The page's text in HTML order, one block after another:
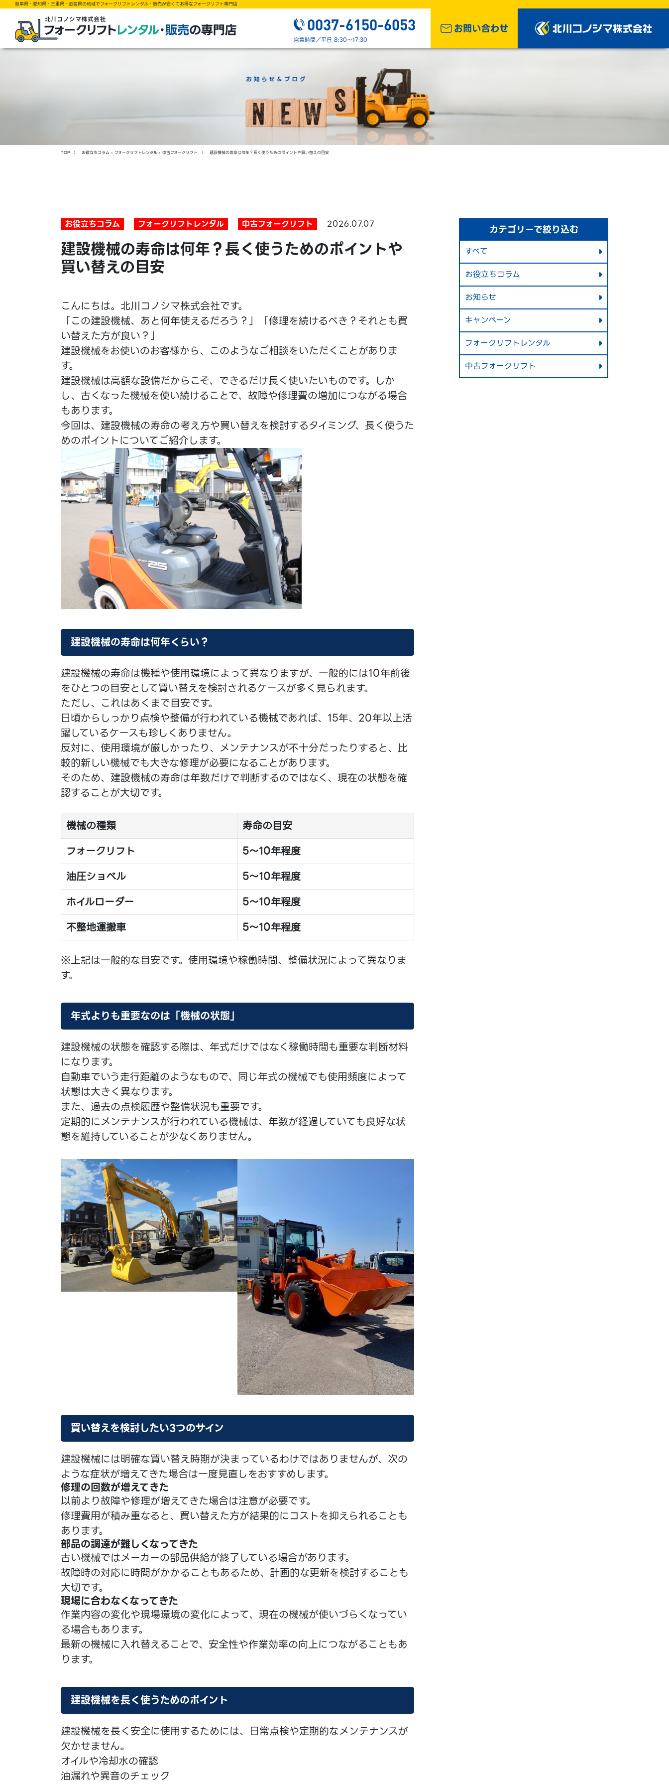
岐阜県・愛知県・三重県・滋賀県の地域でフォークリフトレンタル・販売が安くてお得なフォークリフト専門店
0037-6150-6053
営業時間／平日 8:30～17:30
TOP 〉 お役立ちコラム • フォークリフトレンタル • 中古フォークリフト 〉 建設機械の寿命は何年？長く使うためのポイントや買い替えの目安
お役立ちコラム フォークリフトレンタル 中古フォークリフト 2026.07.07
建設機械の寿命は何年？長く使うためのポイントや
買い替えの目安
こんにちは。北川コノシマ株式会社です。
「この建設機械、あと何年使えるだろう？」「修理を続けるべき？それとも買
い替えた方が良い？」
建設機械をお使いのお客様から、このようなご相談をいただくことがありま
す。
建設機械は高額な設備だからこそ、できるだけ長く使いたいものです。しか
し、古くなった機械を使い続けることで、故障や修理費の増加につながる場合
もあります。
今回は、建設機械の寿命の考え方や買い替えを検討するタイミング、長く使うた
めのポイントについてご紹介します。
建設機械の寿命は何年くらい？
建設機械の寿命は機種や使用環境によって異なりますが、一般的には10年前後
をひとつの目安として買い替えを検討されるケースが多く見られます。
ただし、これはあくまで目安です。
日頃からしっかり点検や整備が行われている機械であれば、15年、20年以上活
躍しているケースも珍しくありません。
反対に、使用環境が厳しかったり、メンテナンスが不十分だったりすると、比
較的新しい機械でも大きな修理が必要になることがあります。
そのため、建設機械の寿命は年数だけで判断するのではなく、現在の状態を確
認することが大切です。
機械の種類
寿命の目安
フォークリフト
5～10年程度
油圧ショベル
5～10年程度
ホイルローダー
5～10年程度
不整地運搬車
5～10年程度
※上記は一般的な目安です。使用環境や稼働時間、整備状況によって異なりま
す。
年式よりも重要なのは「機械の状態」
建設機械の状態を確認する際は、年式だけではなく稼働時間も重要な判断材料
になります。
自動車でいう走行距離のようなもので、同じ年式の機械でも使用頻度によって
状態は大きく異なります。
また、過去の点検履歴や整備状況も重要です。
定期的にメンテナンスが行われている機械は、年数が経過していても良好な状
態を維持していることが少なくありません。
買い替えを検討したい3つのサイン
建設機械には明確な買い替え時期が決まっているわけではありませんが、次の
ような症状が増えてきた場合は一度見直しをおすすめします。
修理の回数が増えてきた
以前より故障や修理が増えてきた場合は注意が必要です。
修理費用が積み重なると、買い替えた方が結果的にコストを抑えられることも
あります。
部品の調達が難しくなってきた
古い機械ではメーカーの部品供給が終了している場合があります。
故障時の対応に時間がかかることもあるため、計画的な更新を検討することも
大切です。
現場に合わなくなってきた
作業内容の変化や現場環境の変化によって、現在の機械が使いづらくなってい
る場合もあります。
最新の機械に入れ替えることで、安全性や作業効率の向上につながることもあ
ります。
建設機械を長く使うためのポイント
建設機械を長く安全に使用するためには、日常点検や定期的なメンテナンスが
欠かせません。
オイルや冷却水の確認
油漏れや異音のチェック
カテゴリーで絞り込む
すべて
お役立ちコラム
お知らせ
キャンペーン
フォークリフトレンタル
中古フォークリフト